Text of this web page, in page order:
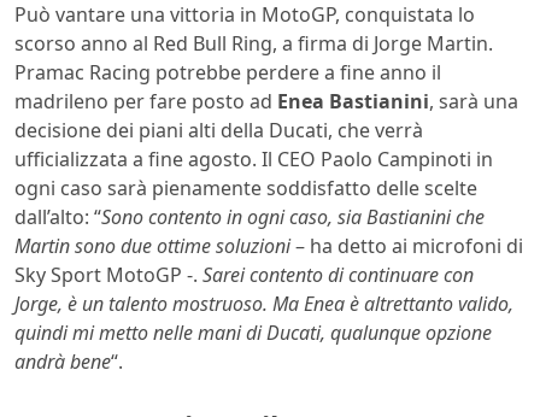
Può vantare una vittoria in MotoGP, conquistata lo
scorso anno al Red Bull Ring, a firma di Jorge Martin.
Pramac Racing potrebbe perdere a fine anno il
madrileno per fare posto ad Enea Bastianini, sarà una
decisione dei piani alti della Ducati, che verrà
ufficializzata a fine agosto. Il CEO Paolo Campinoti in
ogni caso sarà pienamente soddisfatto delle scelte
dall’alto: “Sono contento in ogni caso, sia Bastianini che
Martin sono due ottime soluzioni– ha detto ai microfoni di
Sky Sport MotoGP -. Sarei contento di continuare con
Jorge, è un talento mostruoso. Ma Enea è altrettanto valido,
quindi mi metto nelle mani di Ducati, qualunque opzione
andrà bene“.